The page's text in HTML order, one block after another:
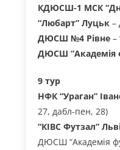
КДЮСШ-1 МСК
“Любарт” Луцьк –
ДЮСШ №4 Рівне –
ДЮСШ “Академія
9 тур
НФК “Ураган”
27, дабл-пен, 28)
“КІВС Футзал”
ДЮСШ “Академія